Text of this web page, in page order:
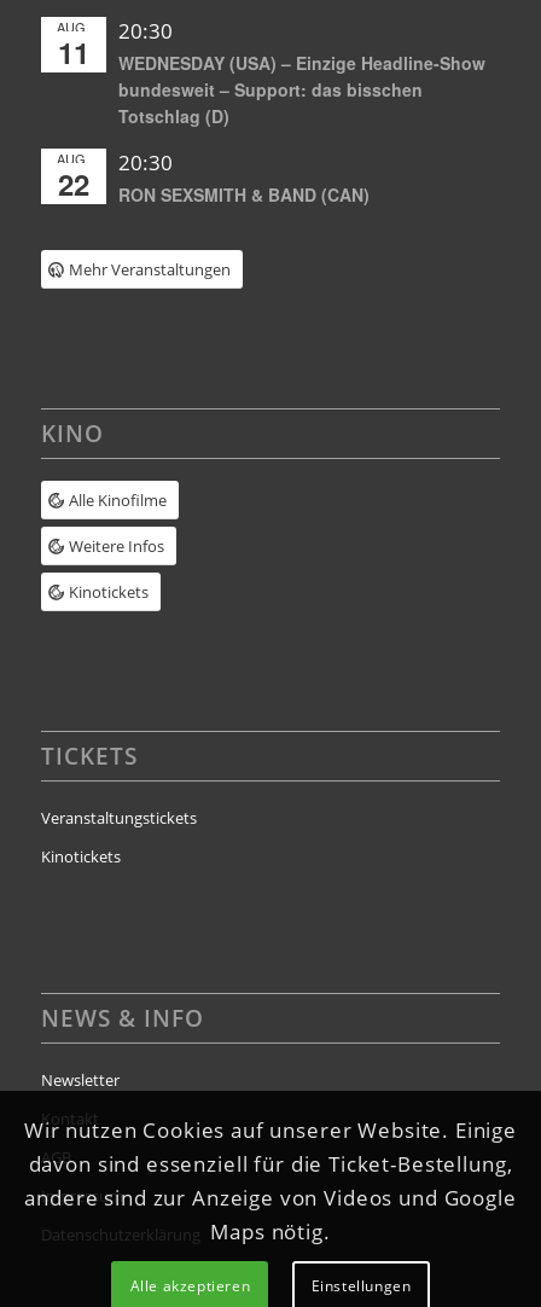
AUG.
11
20:30
WEDNESDAY (USA) – Einzige Headline-Show
bundesweit – Support: das bisschen
Totschlag (D)
AUG.
22
20:30
RON SEXSMITH & BAND (CAN)
Mehr Veranstaltungen
KINO
Alle Kinofilme
Weitere Infos
Kinotickets
TICKETS
Veranstaltungstickets
Kinotickets
NEWS & INFO
Newsletter
Kontakt
AGB
Impressum
Datenschutzerklärung
Wir nutzen Cookies auf unserer Website. Einige
davon sind essenziell für die Ticket-Bestellung,
andere sind zur Anzeige von Videos und Google
Maps nötig.
Alle akzeptieren Einstellungen